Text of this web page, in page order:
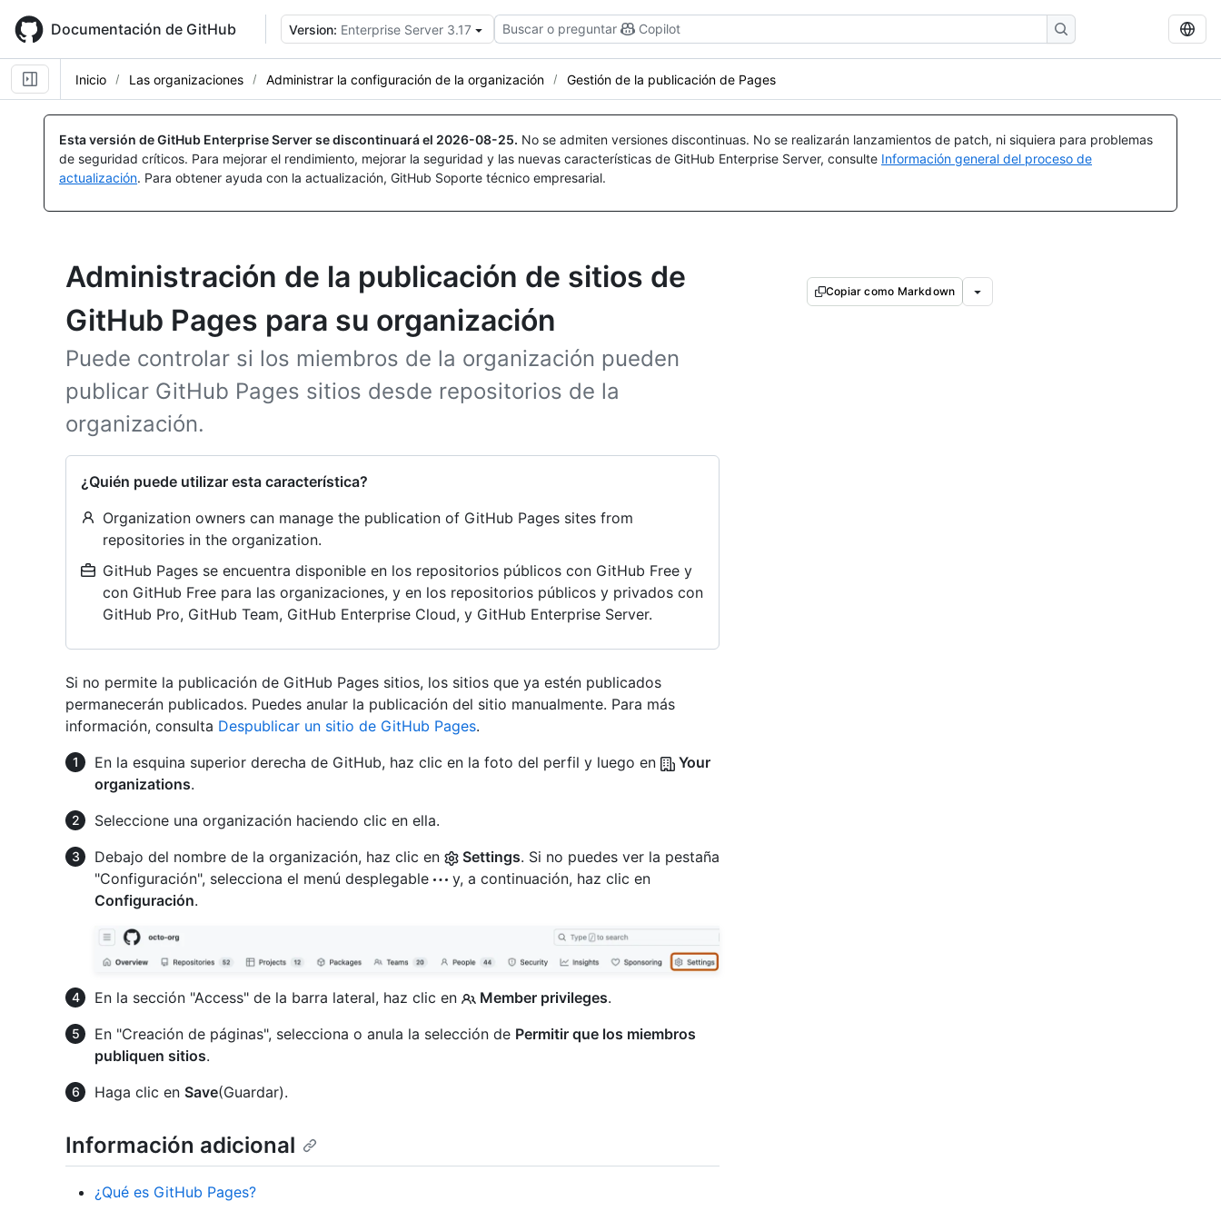
main
content
Documentación de GitHub Version: Enterprise Server 3.17 Buscar o preguntar Copilot
Inicio Las organizaciones Administrar la configuración de la organización Gestión de la publicación de Pages
Esta versión de GitHub Enterprise Server se discontinuará el 2026-08-25. No se admiten versiones discontinuas. No se realizarán lanzamientos de patch, ni siquiera para problemas
de seguridad críticos. Para mejorar el rendimiento, mejorar la seguridad y las nuevas características de GitHub Enterprise Server, consulte Información general del proceso de
actualización. Para obtener ayuda con la actualización, GitHub Soporte técnico empresarial.
Administración de la publicación de sitios de
GitHub Pages para su organización
Puede controlar si los miembros de la organización pueden
publicar GitHub Pages sitios desde repositorios de la
organización.
¿Quién puede utilizar esta característica?
Organization owners can manage the publication of GitHub Pages sites from
repositories in the organization.
GitHub Pages se encuentra disponible en los repositorios públicos con GitHub Free y
con GitHub Free para las organizaciones, y en los repositorios públicos y privados con
GitHub Pro, GitHub Team, GitHub Enterprise Cloud, y GitHub Enterprise Server.
Copiar como Markdown
Si no permite la publicación de GitHub Pages sitios, los sitios que ya estén publicados
permanecerán publicados. Puedes anular la publicación del sitio manualmente. Para más
información, consulta Despublicar un sitio de GitHub Pages.
En la esquina superior derecha de GitHub, haz clic en la foto del perfil y luego en
Your
organizations.
Seleccione una organización haciendo clic en ella.
Debajo del nombre de la organización, haz clic en
Settings. Si no puedes ver la pestaña
"Configuración", selecciona el menú desplegable
y, a continuación, haz clic en
Configuración.
En la sección "Access" de la barra lateral, haz clic en Member privileges.
En "Creación de páginas", selecciona o anula la selección de Permitir que los miembros
publiquen sitios.
Haga clic en Save(Guardar).
Información adicional
¿Qué es GitHub Pages?